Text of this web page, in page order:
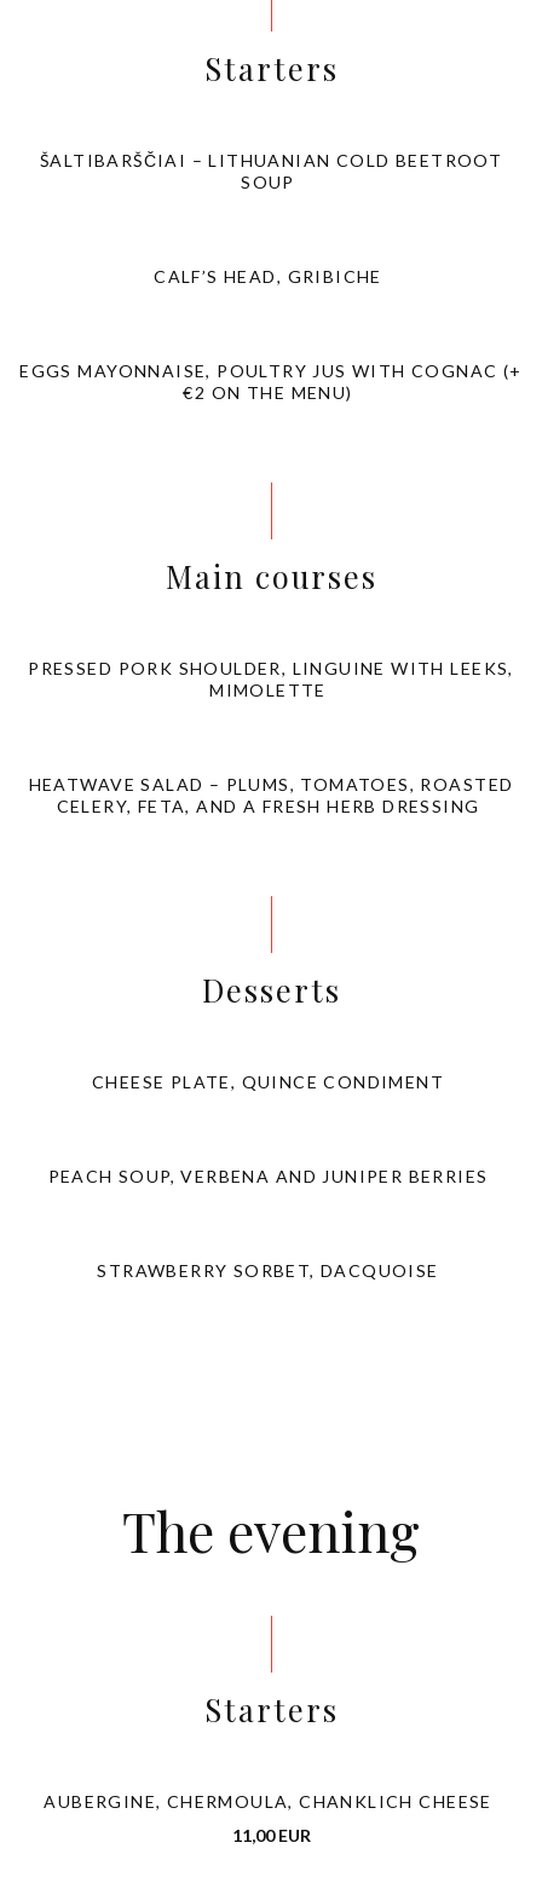
Starters
ŠALTIBARŠČIAI – LITHUANIAN COLD BEETROOT
SOUP
CALF’S HEAD, GRIBICHE
EGGS MAYONNAISE, POULTRY JUS WITH COGNAC (+
€2 ON THE MENU)
Main courses
PRESSED PORK SHOULDER, LINGUINE WITH LEEKS,
MIMOLETTE
HEATWAVE SALAD – PLUMS, TOMATOES, ROASTED
CELERY, FETA, AND A FRESH HERB DRESSING
Desserts
CHEESE PLATE, QUINCE CONDIMENT
PEACH SOUP, VERBENA AND JUNIPER BERRIES
STRAWBERRY SORBET, DACQUOISE
The evening
Starters
AUBERGINE, CHERMOULA, CHANKLICH CHEESE
11,00 EUR